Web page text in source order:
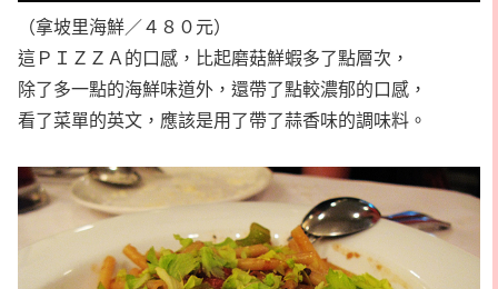
（拿坡里海鮮／４８０元）
這ＰＩＺＺＡ的口感，比起磨菇鮮蝦多了點層次，
除了多一點的海鮮味道外，還帶了點較濃郁的口感，
看了菜單的英文，應該是用了帶了蒜香味的調味料。